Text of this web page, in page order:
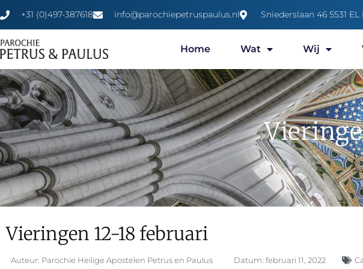
+31 (0)497-387618 info@parochiepetruspaulus.nl Sniederslaan 46 5531 EL
Home Wat Wij
Vieringen 12-18 februari
Auteur: Parochie Heilige Apostelen Petrus en Paulus Datum: februari 11, 2022